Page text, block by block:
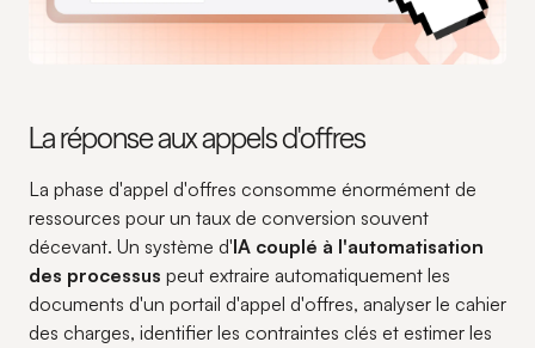
La réponse aux appels d'offres
La phase d'appel d'offres consomme énormément de
ressources pour un taux de conversion souvent
décevant. Un système d'IA couplé à l'automatisation
des processus peut extraire automatiquement les
documents d'un portail d'appel d'offres, analyser le cahier
des charges, identifier les contraintes clés et estimer les